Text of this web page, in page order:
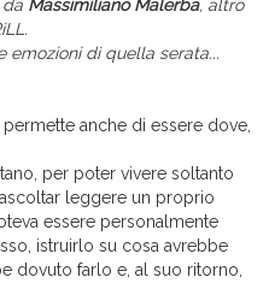
Massimiliano Malerba, altro
emozioni di quella serata...
anche di essere dove,
per poter vivere soltanto
leggere un proprio
essere personalmente
istruirlo su cosa avrebbe
dovuto farlo e, al suo ritorno,